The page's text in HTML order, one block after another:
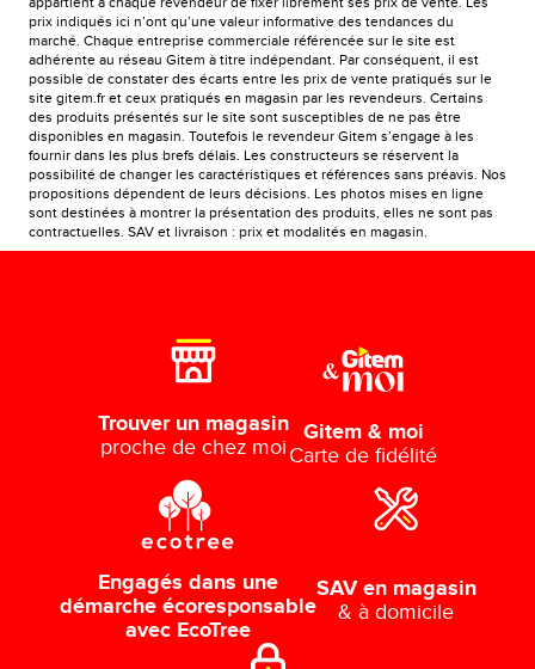
prix indiqués ici n’ont qu’une valeur informative des tendances du
marché. Chaque entreprise commerciale référencée sur le site est
adhérente au réseau Gitem à titre indépendant. Par conséquent, il est
possible de constater des écarts entre les prix de vente pratiqués sur le
site gitem.fr et ceux pratiqués en magasin par les revendeurs. Certains
des produits présentés sur le site sont susceptibles de ne pas être
disponibles en magasin. Toutefois le revendeur Gitem s’engage à les
fournir dans les plus brefs délais. Les constructeurs se réservent la
possibilité de changer les caractéristiques et références sans préavis. Nos
propositions dépendent de leurs décisions. Les photos mises en ligne
sont destinées à montrer la présentation des produits, elles ne sont pas
contractuelles. SAV et livraison : prix et modalités en magasin.
Trouver un magasin
proche de chez moi
Gitem & moi
Carte de fidélité
Engagés dans une
démarche écoresponsable
avec EcoTree
SAV en magasin
& à domicile